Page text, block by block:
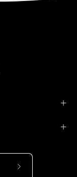
Iscriviti